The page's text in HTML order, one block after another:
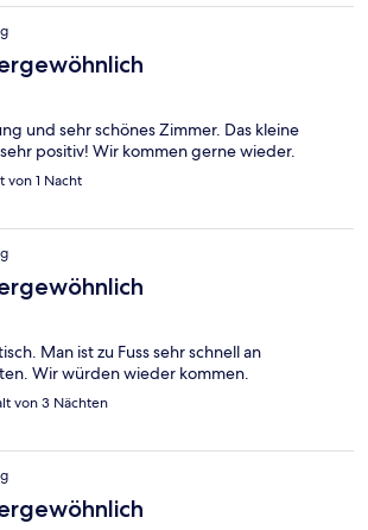
und sehr schönes Zimmer. Das kleine
positiv! Wir kommen gerne wieder.
von 1 Nacht
Man ist zu Fuss sehr schnell an
Wir würden wieder kommen.
von 3 Nächten